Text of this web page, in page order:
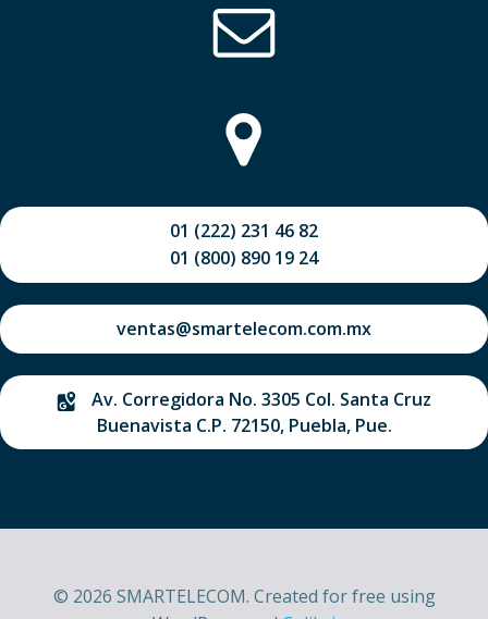
01 (222) 231 46 82
01 (800) 890 19 24
ventas@smartelecom.com.mx
Av. Corregidora No. 3305 Col. Santa Cruz
Buenavista C.P. 72150, Puebla, Pue.
© 2026 SMARTELECOM. Created for free using